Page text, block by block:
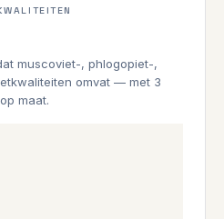
muscoviet-, phlogopiet-,
omvat — met 3
maat.